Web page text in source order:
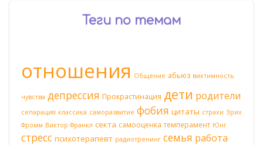
Теги по темам
отношения Общение абьюз виктимность
чувства депрессия Прокрастинация дети родители
сепарация классика саморазвитие фобия цитаты страхи Эрих
Фромм Виктор Франкл секта самооценка темперамент Юнг
стресс психотерапевт радиотренинг семья работа